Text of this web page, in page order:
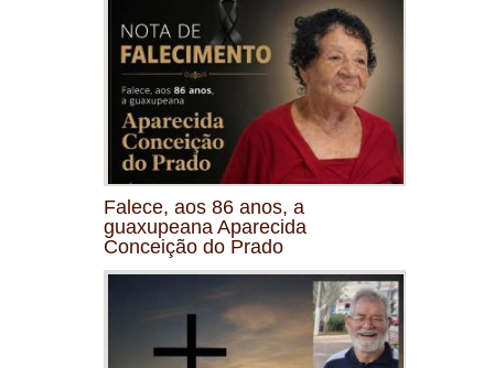
Falece, aos 86 anos, a
guaxupeana Aparecida
Conceição do Prado